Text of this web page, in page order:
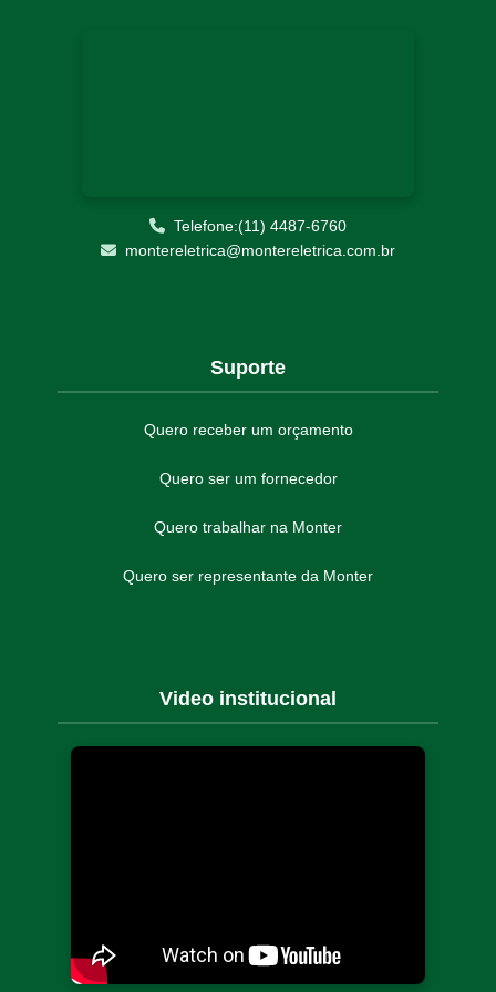
Telefone:(11) 4487-6760
montereletrica@montereletrica.com.br
Suporte
Quero receber um orçamento
Quero ser um fornecedor
Quero trabalhar na Monter
Quero ser representante da Monter
Video institucional